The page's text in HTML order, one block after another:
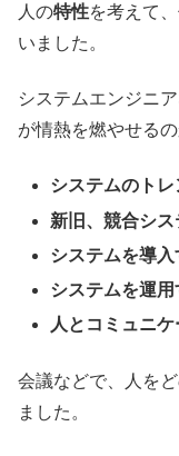
人の特性を考えて
いました。
システムエンジニ
が情熱を燃やせる
システムのト
新旧、競合シ
システムを導
システムを運用
人とコミュニ
会議などで、人を
ました。